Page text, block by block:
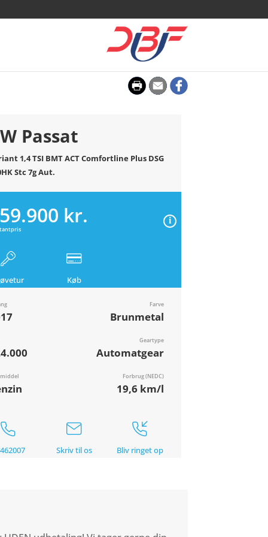
Passat
1,4 TSI BMT ACT Comfortline Plus DSG
Stc 7g Aut.
kr.
Køb
Farve
Brunmetal
Geartype
Automatgear
Forbrug (NEDC)
19,6 km/l
Skriv til os Bliv ringet op